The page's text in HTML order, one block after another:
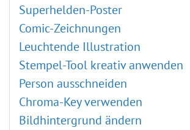
Superhelden-Poster
Comic-Zeichnungen
Leuchtende Illustration
Stempel-Tool kreativ anwenden
Person ausschneiden
Chroma-Key verwenden
Bildhintergrund ändern